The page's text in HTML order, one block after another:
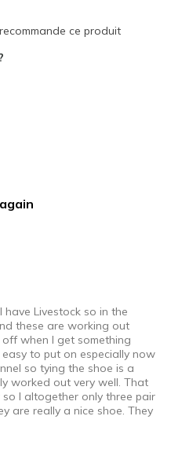
width
size
ce produit
have Livestock so in the
these are working out
when I get something
to put on especially now
so tying the shoe is a
worked out very well. That
I altogether only three pair
are really a nice shoe. They